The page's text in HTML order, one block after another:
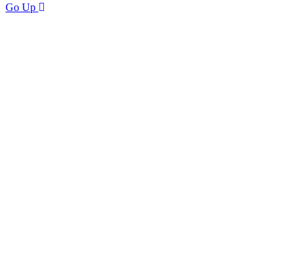
Go Up